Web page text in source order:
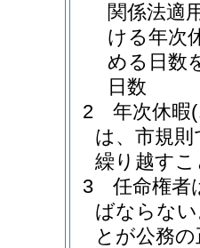
関係法適
ける年次
める日数
日数
2
年次休暇
は、市規
繰り越す
3
任命権者
ばならな
とが公務